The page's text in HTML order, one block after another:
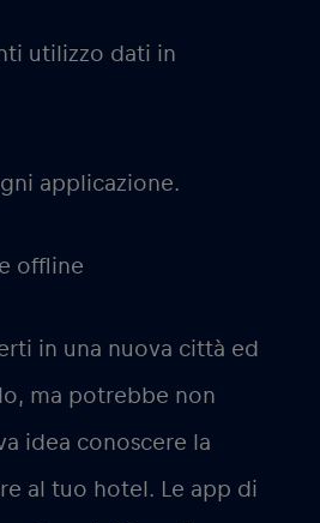
utilizzo dati in
applicazione.
offline
in una nuova città ed
ma potrebbe non
idea conoscere la
al tuo hotel. Le app di